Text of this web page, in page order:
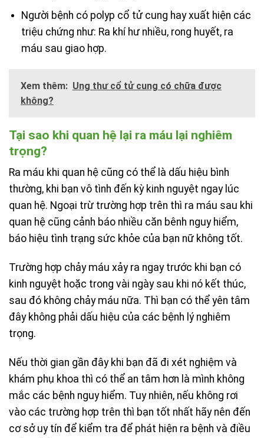
Người bệnh có polyp cổ tử cung hay xuất hiện các
triệu chứng như: Ra khí hư nhiều, rong huyết, ra
máu sau giao hợp.
Xem thêm: Ung thư cổ tử cung có chữa được
không?
Tại sao khi quan hệ lại ra máu lại nghiêm
trọng?
Ra máu khi quan hệ cũng có thể là dấu hiệu bình
thường, khi bạn vô tình đến kỳ kinh nguyệt ngay lúc
quan hệ. Ngoại trừ trường hợp trên thì ra máu sau khi
quan hệ cũng cảnh báo nhiều căn bênh nguy hiểm,
báo hiệu tình trạng sức khỏe của bạn nữ không tốt.
Trường hợp chảy máu xảy ra ngay trước khi bạn có
kinh nguyệt hoặc trong vài ngày sau khi nó kết thúc,
sau đó không chảy máu nữa. Thì bạn có thể yên tâm
đây không phải dấu hiệu của các bệnh lý nghiêm
trọng.
Nếu thời gian gần đây khi bạn đã đi xét nghiệm và
khám phụ khoa thì có thể an tâm hơn là mình không
mắc các bệnh nguy hiểm. Tuy nhiên, nếu không rơi
vào các trường hợp trên thì bạn tốt nhất hãy nên đến
cơ sở uy tín để kiểm tra để phát hiện ra bệnh và điều